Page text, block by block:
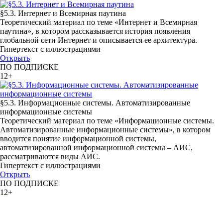
§5.3. Интернет и Всемирная паутина
Теоретический материал по теме «Интернет и Всемирная
паутина», в котором рассказывается история появления
глобальной сети Интернет и описывается ее архитектура.
Гипертекст с иллюстрациями
Открыть
ПО ПОДПИСКЕ
12+
§5.3. Информационные системы. Автоматизированные
информационные системы
Теоретический материал по теме «Информационные системы.
Автоматизированные информационные системы», в котором
вводится понятие информационной системы,
автоматизированной информационной системы – АИС,
рассматриваются виды АИС.
Гипертекст с иллюстрациями
Открыть
ПО ПОДПИСКЕ
12+